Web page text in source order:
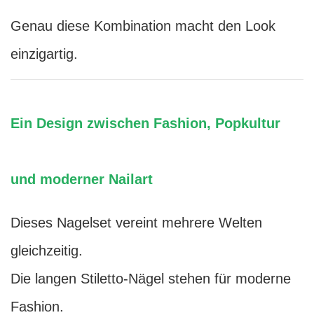
Genau diese Kombination macht den Look
einzigartig.
Ein Design zwischen Fashion, Popkultur
und moderner Nailart
Dieses Nagelset vereint mehrere Welten
gleichzeitig.
Die langen Stiletto-Nägel stehen für moderne
Fashion.